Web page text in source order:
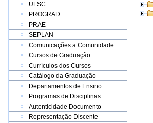
UFSC
PROGRAD
PRAE
SEPLAN
Comunicações a Comunidade
Cursos de Graduação
Currículos dos Cursos
Catálogo da Graduação
Departamentos de Ensino
Programas de Disciplinas
Autenticidade Documento
Representação Discente